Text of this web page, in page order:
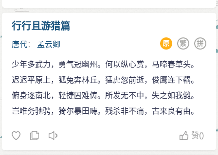
行行且游猎篇
唐代： 孟云卿 拼
繁
原
少年多武力，勇气冠幽州。何以纵心赏，马啼春草头。
迟迟平原上，狐兔奔林丘。猛虎忽前逝，俊鹰连下鞲。
俯身逐南北，轻捷固难俦。所发无不中，失之如我雠。
岂唯务驰骋，猗尔暴田畴。残杀非不痛，古来良有由。
赞()